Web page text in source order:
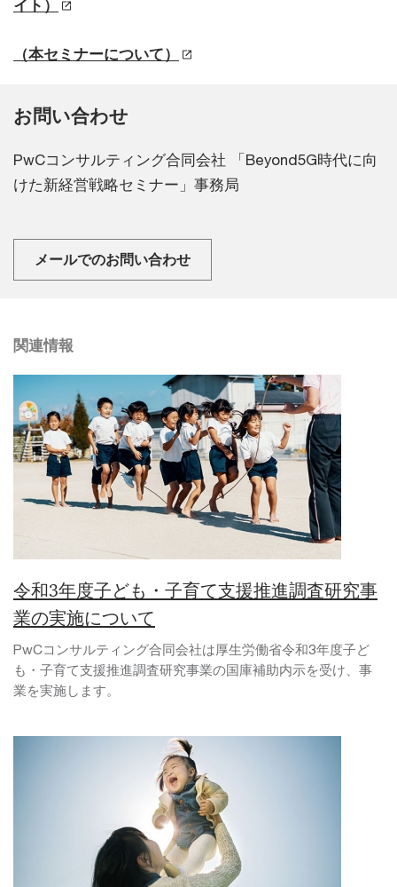
イト）
（本セミナーについて）
お問い合わせ
PwCコンサルティング合同会社 「Beyond5G時代に向
けた新経営戦略セミナー」事務局
メールでのお問い合わせ
関連情報
令和3年度子ども・子育て支援推進調査研究事
業の実施について
PwCコンサルティング合同会社は厚生労働省令和3年度子ど
も・子育て支援推進調査研究事業の国庫補助内示を受け、事
業を実施します。